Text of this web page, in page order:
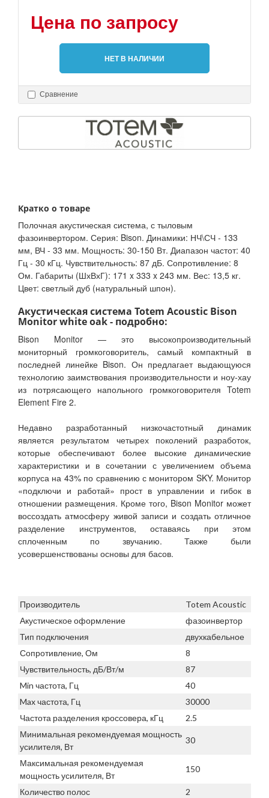
Цена по запросу
НЕТ В НАЛИЧИИ
Сравнение
Кратко о товаре
Полочная акустическая система, с тыловым
фазоинвертором. Серия: Bison. Динамики: НЧ\СЧ - 133
мм, ВЧ - 33 мм. Мощность: 30-150 Вт. Диапазон частот: 40
Гц - 30 кГц. Чувствительность: 87 дБ. Сопротивление: 8
Ом. Габариты (ШхВхГ): 171 x 333 x 243 мм. Вес: 13,5 кг.
Цвет: светлый дуб (натуральный шпон).
Акустическая система Totem Acoustic Bison
Monitor white oak - подробно:
Bison Monitor — это высокопроизводительный
мониторный громкоговоритель, самый компактный в
последней линейке Bison. Он предлагает выдающуюся
технологию заимствования производительности и ноу-хау
из потрясающего напольного громкоговорителя Totem
Element Fire 2.
Недавно разработанный низкочастотный динамик
является результатом четырех поколений разработок,
которые обеспечивают более высокие динамические
характеристики и в сочетании с увеличением объема
корпуса на 43% по сравнению с монитором SKY. Монитор
«подключи и работай» прост в управлении и гибок в
отношении размещения. Кроме того, Bison Monitor может
воссоздать атмосферу живой записи и создать отличное
разделение инструментов, оставаясь при этом
сплоченным по звучанию. Также были
усовершенствованы основы для басов.
Производитель
Totem Acoustic
Акустическое оформление
фазоинвертор
Тип подключения
двухкабельное
Сопротивление, Ом
8
Чувствительность, дБ/Вт/м
87
Min частота, Гц
40
Max частота, Гц
30000
Частота разделения кроссовера, кГц
2.5
Минимальная рекомендуемая мощность
усилителя, Вт
30
Максимальная рекомендуемая
мощность усилителя, Вт
150
Количество полос
2